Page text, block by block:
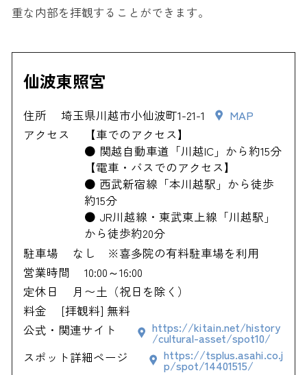
重な内部を拝観することができます。
仙波東照宮
住所 埼玉県川越市小仙波町1-21-1
MAP
アクセス
【車でのアクセス】
● 関越自動車道「川越IC」から約15分
【電車・バスでのアクセス】
● 西武新宿線「本川越駅」から徒歩
約15分
● JR川越線・東武東上線「川越駅」
から徒歩約20分
駐車場
なし ※喜多院の有料駐車場を利用
営業時間
10:00～16:00
定休日
月〜土（祝日を除く）
料金
[拝観料] 無料
公式・関連サイト
https://kitain.net/history
/cultural-asset/spot10/
スポット詳細ページ
https://tsplus.asahi.co.j
p/spot/14401515/